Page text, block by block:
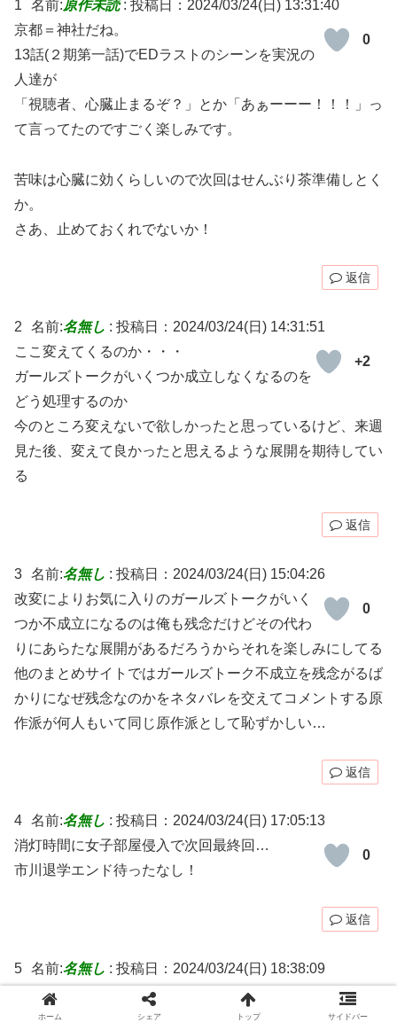
1 名前:原作未読: 投稿日：2024/03/24(日) 13:31:40
0
京都＝神社だね。
13話(２期第一話)でEDラストのシーンを実況の
人達が
「視聴者、心臓止まるぞ？」とか「あぁーーー！！！」っ
て言ってたのですごく楽しみです。
苦味は心臓に効くらしいので次回はせんぶり茶準備しとく
か。
さあ、止めておくれでないか！
返信
2 名前:名無し : 投稿日：2024/03/24(日) 14:31:51
+2
ここ変えてくるのか・・・
ガールズトークがいくつか成立しなくなるのを
どう処理するのか
今のところ変えないで欲しかったと思っているけど、来週
見た後、変えて良かったと思えるような展開を期待してい
る
返信
3 名前:名無し : 投稿日：2024/03/24(日) 15:04:26
0
改変によりお気に入りのガールズトークがいく
つか不成立になるのは俺も残念だけどその代わ
りにあらたな展開があるだろうからそれを楽しみにしてる
他のまとめサイトではガールズトーク不成立を残念がるば
かりになぜ残念なのかをネタバレを交えてコメントする原
作派が何人もいて同じ原作派として恥ずかしい…
返信
4 名前:名無し : 投稿日：2024/03/24(日) 17:05:13
0
消灯時間に女子部屋侵入で次回最終回…
市川退学エンド待ったなし！
返信
5 名前:名無し : 投稿日：2024/03/24(日) 18:38:09
ちんぽバトル、決して負けられない男のプライ
ドを賭けた勝負だな。
ホーム シェア トップ サイドバー